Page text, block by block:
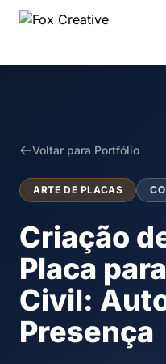
Voltar para Portfólio
ARTE DE PLACAS
Criação
Placa
Civil:
Presença